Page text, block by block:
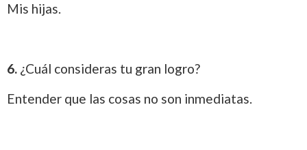
Mis hijas.
6. ¿Cuál consideras tu gran logro?
Entender que las cosas no son inmediatas.